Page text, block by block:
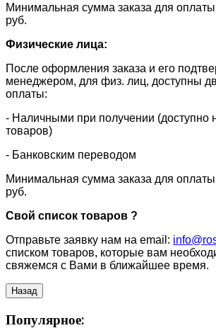
​Минимальная сумма заказа для оплаты
руб.
Физические лица:
После оформления заказа и его
менеджером, для физ. лиц, доступны
оплаты:
- Наличными при получении (доступно
товаров)
- Банковским переводом
Минимальная сумма заказа для оплаты
руб.
Свой список товаров ?
Отправьте заявку нам на email:
списком товаров, которые вам
свяжемся с Вами в ближайшее время.
Популярное: